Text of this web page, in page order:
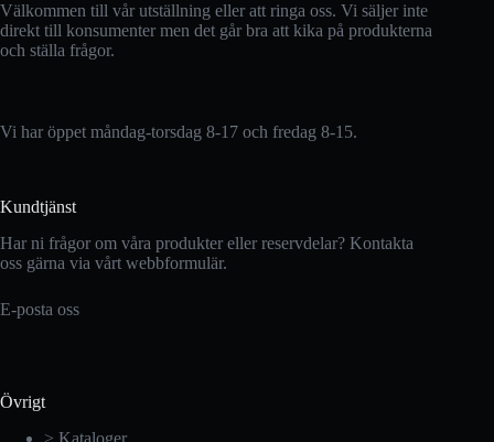
Välkommen till vår utställning eller att ringa oss. Vi säljer inte
direkt till konsumenter men det går bra att kika på produkterna
och ställa frågor.
Vi har öppet måndag-torsdag 8-17 och fredag 8-15.
Kundtjänst
Har ni frågor om våra produkter eller reservdelar? Kontakta
oss gärna via vårt webbformulär.
E-posta oss
Övrigt
> Kataloger